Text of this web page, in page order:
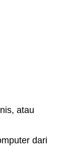
atau
dari